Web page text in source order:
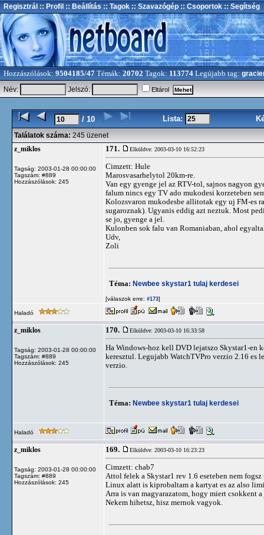
Regisztrál :: Profil :: Beállítás :: Tagok :: Szavazógép :: Csoportok :: Segítség
Hozzászólások: 9504185/47 Témák: 20702 Tagok: 113774 Legújabb tag:
Név:
Jelszó: Eltárol
/ 10 Lista:
Találatok száma: 245 üzenet
z_miklos
Tagság: 2003-01-28 00:00:00
Tagszám: #889
Hozzászólások: 245
171. Elküldve: 2003-03-10 16:52:23
Cimzett: Hule
Marosvasarhelytol 20km-re.
Van egy gyenge jel az RTV-tol, sajnos nagyon
falum nincs egy TV ado mukodesi korzeteben
Kolozsvaron mukodesbe allitotak egy uj FM-es
sugaroznak). Ugyanis eddig azt neztuk. Most
se jo, gyenge a jel.
Kulonben sok falu van Romaniaban, ahol
Udv,
Zoli
Téma: Newbee skystar1 tulaj kerdesei
[válaszok erre: #173]
Haladó
z_miklos
Tagság: 2003-01-28 00:00:00
Tagszám: #889
Hozzászólások: 245
170. Elküldve: 2003-03-10 16:33:58
Ha Windows-hoz kell DVD lejatszo Skystar1-en
keresztul. Legujabb WatchTVPro verzio 2.16 es
verzio.
Téma: Newbee skystar1 tulaj kerdesei
Haladó
z_miklos
Tagság: 2003-01-28 00:00:00
Tagszám: #889
Hozzászólások: 245
169. Elküldve: 2003-03-10 16:23:23
Cimzett: chab7
Attol felek a Skystar1 rev 1.6 eseteben nem
Linux alatt is kiprobaltam a kartyat es az also
Arra is van magyarazatom, hogy miert csokkent
Nekem hihetsz, hisz mernok vagyok.